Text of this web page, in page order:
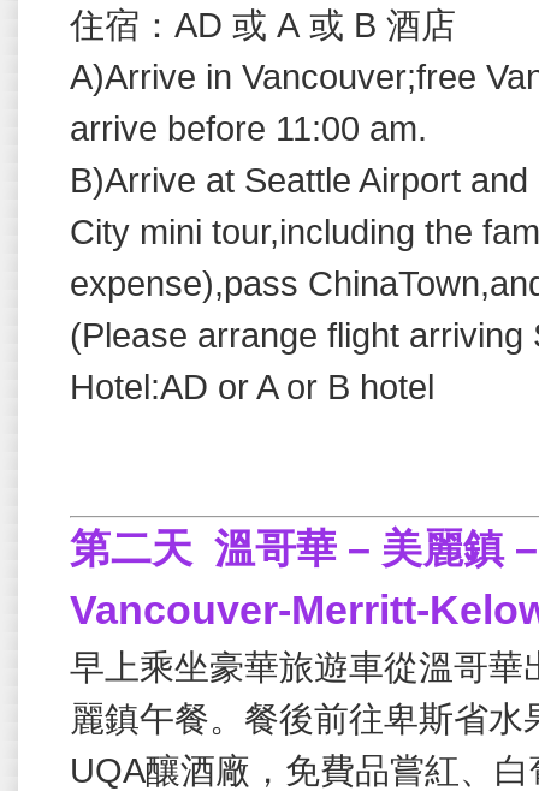
住宿： AD 或 A 或 B 酒店
A)Arrive in Vancouver;free
arrive before 11:00 am.
B)Arrive at Seattle Airport
City mini tour,including the
expense),pass
(Please arrange flight
Hotel:AD or A or B hotel
第二天 溫哥華 – 美麗鎮
Vancouver-Merritt-
早上乘坐豪華旅遊車從溫哥
麗鎮午餐。餐後前往卑斯省
UQA釀酒廠，免費品嘗紅、